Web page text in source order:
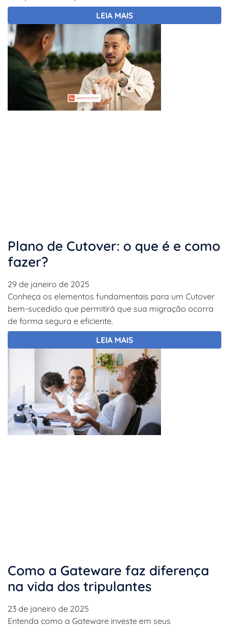
LEIA MAIS
Plano de Cutover: o que é e como
fazer?
29 de janeiro de 2025
Conheça os elementos fundamentais para um Cutover
bem-sucedido que permitirá que sua migração ocorra
de forma segura e eficiente.
LEIA MAIS
Como a Gateware faz diferença
na vida dos tripulantes
23 de janeiro de 2025
Entenda como a Gateware investe em seus